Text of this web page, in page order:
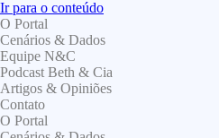
Ir para o conteúdo
O Portal
Cenários & Dados
Equipe N&C
Podcast Beth & Cia
Artigos & Opiniões
Contato
O Portal